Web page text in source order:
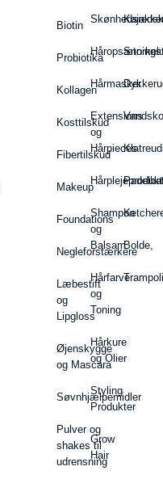
Biotin
Probiotika
Kollagen
Kosttilskud
Fibertilskud
Makeup
Foundations
Negleforstærkere
Læbestift
og
Lipgloss
Øjenskygge
og Mascara
Søvnhjælpemidler
Pulver og
shakes til
udrensning
Hårmasker
Extensions
og
Hårpieces
Shampoo
og
Balsam
Hårfarve
og
Toning
Hårkure
og Olier
Styling
Produkter
Grow
Hair
Vandsko
Bolde,